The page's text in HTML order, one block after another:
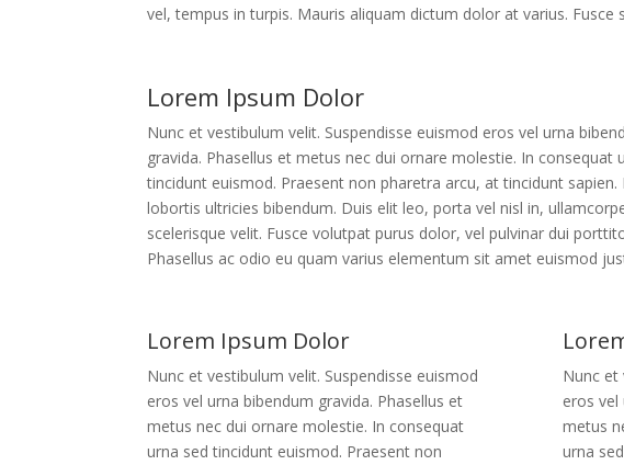
vel, tempus in turpis. Mauris aliquam dictum dolor at varius.
Lorem Ipsum Dolor
Nunc et vestibulum velit. Suspendisse euismod eros vel urna
gravida. Phasellus et metus nec dui ornare molestie. In consequat
tincidunt euismod. Praesent non pharetra arcu, at tincidunt sapien.
lobortis ultricies bibendum. Duis elit leo, porta vel nisl in,
scelerisque velit. Fusce volutpat purus dolor, vel pulvinar dui
Phasellus ac odio eu quam varius elementum sit amet euismod
Lorem Ipsum Dolor
Nunc et vestibulum velit. Suspendisse euismod
eros vel urna bibendum gravida. Phasellus et
metus nec dui ornare molestie. In consequat
urna sed tincidunt euismod. Praesent non
Nunc et
eros vel
metus
urna